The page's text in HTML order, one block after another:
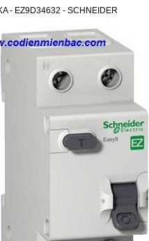
- EZ9D34632 - SCHNEIDER